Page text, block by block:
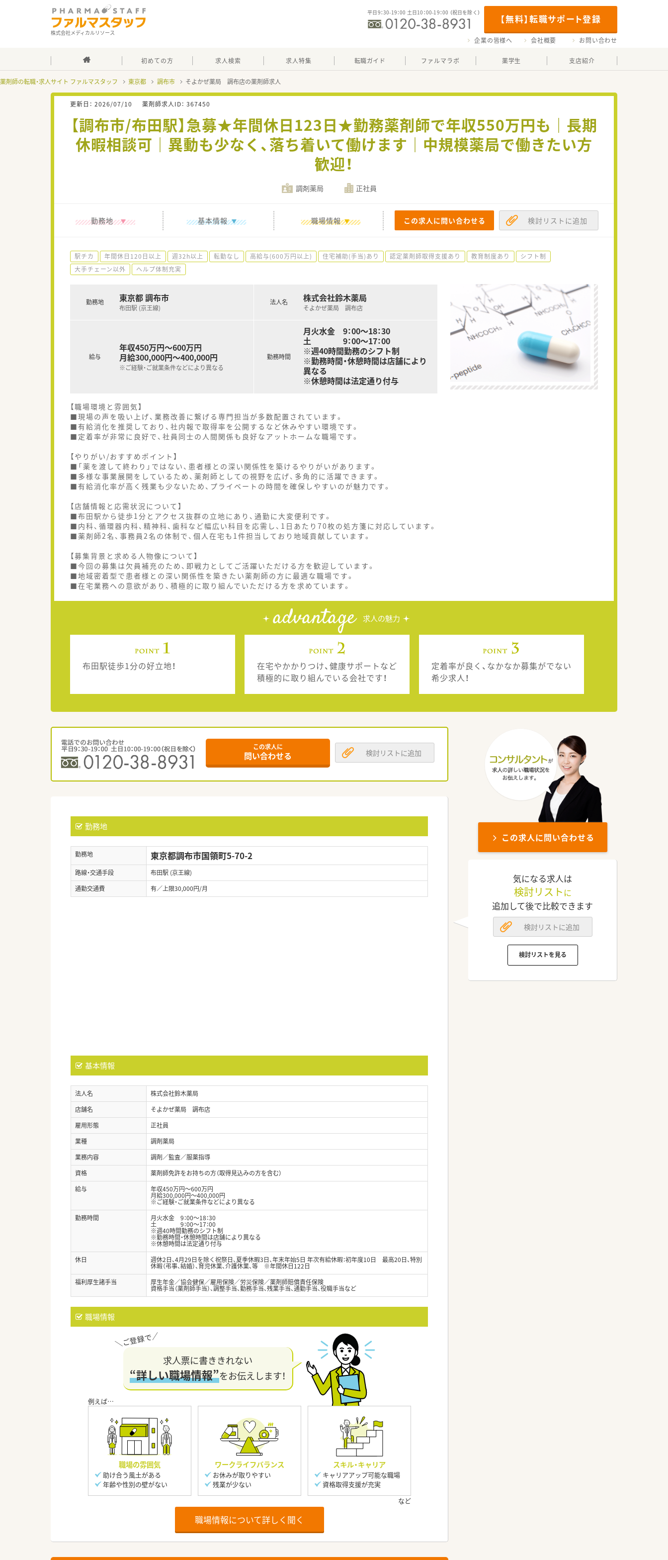
株式会社メディカルリソース
【無料】転職サポート登録
平日9：30-19：00 土日10：00-19：00 （祝日を除く）
企業の皆様へ 会社概要 お問い合わせ
初めての方 求人検索 求人特集 転職ガイド ファルマラボ 薬学生 支店紹介
薬剤師の転職・求人サイト ファルマスタッフ 東京都 調布市 そよかぜ薬局 調布店の薬剤師求人
更新日： 2026/07/10 薬剤師求人ID： 367450
【調布市/布田駅】急募★年間休日123日★勤務薬剤師で年収550万円も｜長期
休暇相談可｜異動も少なく、落ち着いて働けます｜中規模薬局で働きたい方
歓迎！
調剤薬局 正社員
勤務地 基本情報 職場情報 この求人に問い合わせる 検討リストに追加
駅チカ 年間休日120日以上 週32h以上 転勤なし 高給与(600万円以上) 住宅補助(手当)あり 認定薬剤師取得支援あり 教育制度あり
シフト制
大手チェーン以外
ヘルプ体制充実
勤務地 東京都 調布市
布田駅 (京王線)
給与
年収450万円～600万円
月給300,000円～400,000円
※ご経験・ご就業条件などにより異なる
法人名 株式会社鈴木薬局
そよかぜ薬局 調布店
勤務時間
月火水金 9：00～18：30
土 9：00～17：00
※週40時間勤務のシフト制
※勤務時間・休憩時間は店舗により
異なる
※休憩時間は法定通り付与
【職場環境と雰囲気】
■現場の声を吸い上げ、業務改善に繋げる専門担当が多数配置されています。
■有給消化を推奨しており、社内報で取得率を公開するなど休みやすい環境です。
■定着率が非常に良好で、社員同士の人間関係も良好なアットホームな職場です。
【やりがい/おすすめポイント】
■「薬を渡して終わり」ではない、患者様との深い関係性を築けるやりがいがあります。
■多様な事業展開をしているため、薬剤師としての視野を広げ、多角的に活躍できます。
■有給消化率が高く残業も少ないため、プライベートの時間を確保しやすいのが魅力です。
【店舗情報と応需状況について】
■布田駅から徒歩1分とアクセス抜群の立地にあり、通勤に大変便利です。
■内科、循環器内科、精神科、歯科など幅広い科目を応需し、1日あたり70枚の処方箋に対応しています。
■薬剤師2名、事務員2名の体制で、個人在宅も1件担当しており地域貢献しています。
【募集背景と求める人物像について】
■今回の募集は欠員補充のため、即戦力としてご活躍いただける方を歓迎しています。
■地域密着型で患者様との深い関係性を築きたい薬剤師の方に最適な職場です。
■在宅業務への意欲があり、積極的に取り組んでいただける方を求めています。
advantage 求人の魅力
布田駅徒歩1分の好立地！
在宅やかかりつけ、健康サポートなど
積極的に取り組んでいる会社です！
定着率が良く、なかなか募集がでない
希少求人！
この求人に
問い合わせる 検討リストに追加
勤務地
勤務地 東京都調布市国領町5-70-2
路線・交通手段
布田駅 (京王線)
通勤交通費
有／上限30,000円/月
基本情報
法人名
株式会社鈴木薬局
店舗名
そよかぜ薬局 調布店
雇用形態
正社員
業種
調剤薬局
業務内容
調剤／監査／服薬指導
資格
薬剤師免許をお持ちの方（取得見込みの方を含む）
給与
年収450万円～600万円
月給300,000円～400,000円
※ご経験・ご就業条件などにより異なる
勤務時間
月火水金 9：00～18：30
土 9：00～17：00
※週40時間勤務のシフト制
※勤務時間・休憩時間は店舗により異なる
※休憩時間は法定通り付与
休日
週休2日、4月29日を除く祝祭日、夏季休暇3日、年末年始5日 年次有給休暇：初年度10日 最高20日、特別
休暇（弔事、結婚）、育児休業、介護休業、等 ※年間休日122日
福利厚生諸手当
厚生年金／協会健保／雇用保険／労災保険／薬剤師賠償責任保険
資格手当（薬剤師手当）、調整手当、勤務手当、残業手当、通勤手当、役職手当など
職場情報
求人票に書ききれない
“詳しい職場情報”をお伝えします！
職場の雰囲気
助け合う風土がある
年齢や性別の壁がない
ワークライフバランス
お休みが取りやすい
残業が少ない
スキル・キャリア
キャリアアップ可能な職場
資格取得支援が充実
職場情報について詳しく聞く
この求人に問い合わせる
気になる求人は
検討リスト に
追加して後で比較できます
検討リストに追加
検討リストを見る